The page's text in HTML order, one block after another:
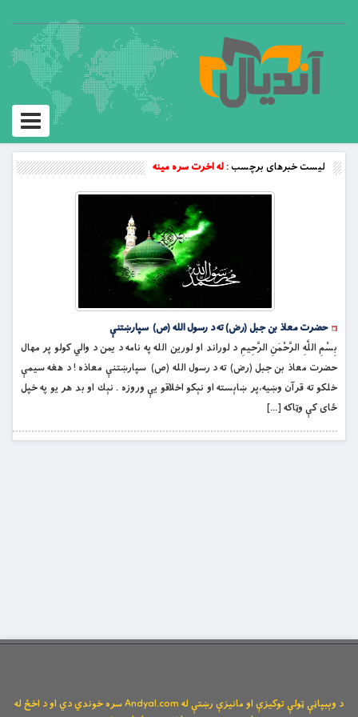
Toggle
لیست خبرهای برچسب :له اخرت سره مينه
حضرت معاذ بن جبل (رض) ته د رسول الله (ص) سپارښتنې
بِسْمِ اللَّهِ الرَّحْمَنِ الرَّحِيمِ د لوراند او لورین الله په نامه د يمن د والي کولو پر مهال
حضرت معاذ بن جبل (رض) ته د رسول الله (ص) سپارښتنې معاذه ! د هغه سيمې
خلكو ته قرآن وښيه،پر ښاېسته او نېكو اخلاقو يې وروزه . نېك او بد هر يو په خپل
ځاى كې وټاكه […]
د وېبپاڼې ټولې توکیزې او مانیزې رښتې له Andyal.com سره خوندي دي او د اخځ له